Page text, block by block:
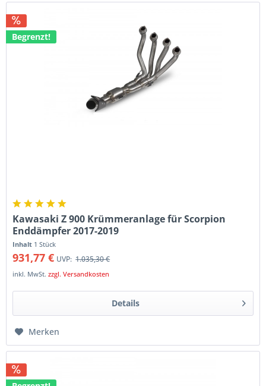
Begrenzt!
Kawasaki Z 900 Krümmeranlage für Scorpion
Enddämpfer 2017-2019
Inhalt 1 Stück
931,77 € UVP: 1.035,30 €
inkl. MwSt.zzgl. Versandkosten
Details
Merken